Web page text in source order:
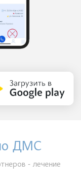
ДМС
- лечение